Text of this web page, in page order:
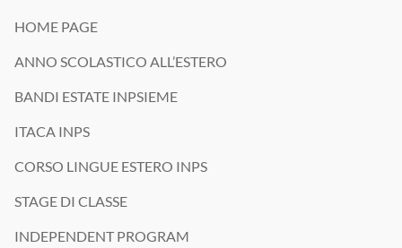
HOME PAGE
ANNO SCOLASTICO ALL’ESTERO
BANDI ESTATE INPSIEME
ITACA INPS
CORSO LINGUE ESTERO INPS
STAGE DI CLASSE
INDEPENDENT PROGRAM